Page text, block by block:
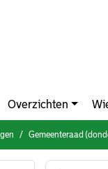
Overzichten
Gemeenteraad